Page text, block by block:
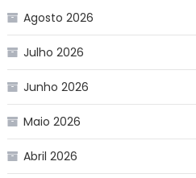
Agosto 2026
Julho 2026
Junho 2026
Maio 2026
Abril 2026